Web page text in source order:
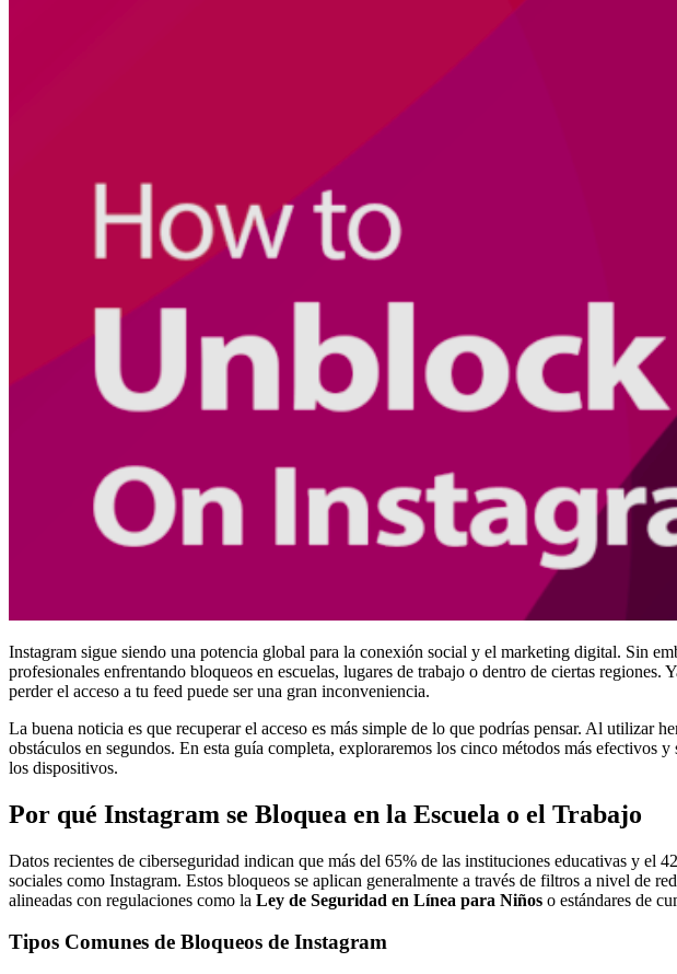
Instagram sigue siendo una potencia global para la conexión social y el marketing digital. Sin
profesionales enfrentando bloqueos en escuelas, lugares de trabajo o dentro de ciertas
perder el acceso a tu feed puede ser una gran inconveniencia.
La buena noticia es que recuperar el acceso es más simple de lo que podrías pensar. Al utilizar
obstáculos en segundos. En esta guía completa, exploraremos los cinco métodos más efectivos
los dispositivos.
Por qué Instagram se Bloquea en la Escuela o el Trabajo
Datos recientes de ciberseguridad indican que más del 65% de las instituciones educativas y el
sociales como Instagram. Estos bloqueos se aplican generalmente a través de filtros a nivel de
alineadas con regulaciones como la Ley de Seguridad en Línea para Niños o estándares de
Tipos Comunes de Bloqueos de Instagram